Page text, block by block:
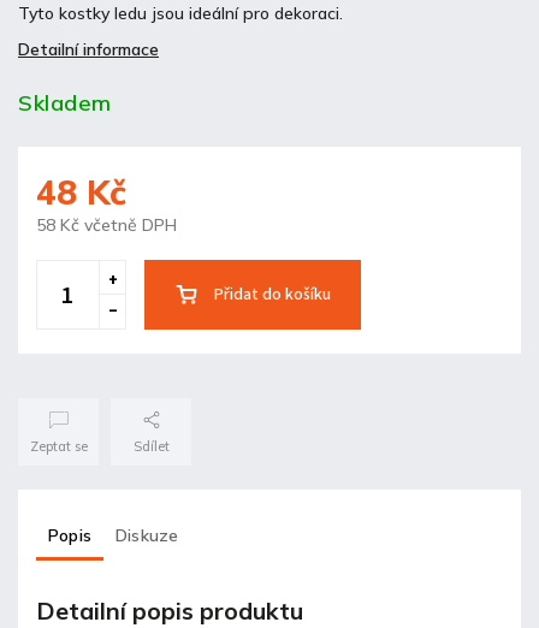
Tyto kostky ledu jsou ideální pro dekoraci.
Detailní informace
Skladem
48 Kč
58 Kč včetně DPH
Přidat do košíku
Zeptat se Sdílet
Popis Diskuze
Detailní popis produktu